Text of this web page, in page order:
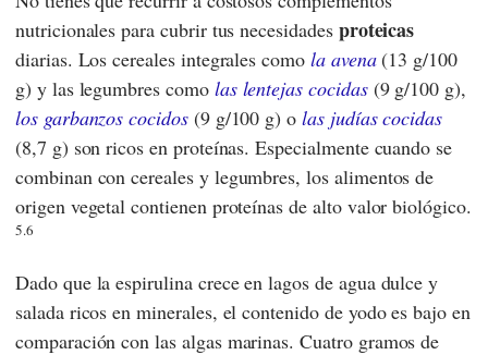
nutricionales para cubrir tus necesidades proteicas
diarias. Los cereales integrales como la avena(13 g/100
g) y las legumbres como las lentejas cocidas(9 g/100 g),
los garbanzos cocidos(9 g/100 g) olas judías cocidas
(8,7 g) son ricos en proteínas. Especialmente cuando se
combinan con cereales y legumbres, los alimentos de
origen vegetal contienen proteínas de alto valor biológico.
5.6
Dado que la espirulina crece en lagos de agua dulce y
salada ricos en minerales, el contenido de yodo es bajo en
comparación con las algas marinas. Cuatro gramos de